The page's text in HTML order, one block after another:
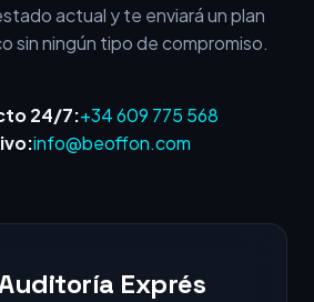
actual y te enviará un plan
sin ningún tipo de compromiso.
24/7:+34 609 775 568
info@beoffon.com
Exprés